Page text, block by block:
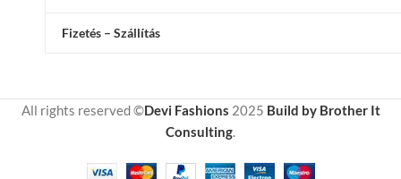
Fizetés – Szállítás
All rights reserved ©Devi Fashions 2025 Build by Brother It
Consulting.